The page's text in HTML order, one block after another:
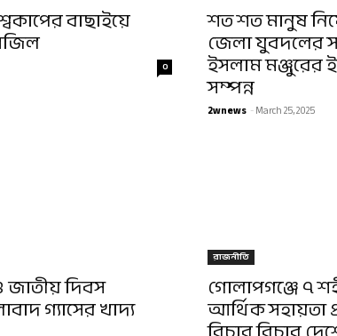
বাছাইয়ে
0
শত শত মানুষ
জেলা যুবদলের
ইসলাম মঞ্জুরের
সম্পন্ন
2wnews -March 25, 2025
জাতীয় দিবস
গ্যাসের খাদ্য
রাজনীতি
গোলাপগঞ্জে ৭
আর্থিক সহায়তা